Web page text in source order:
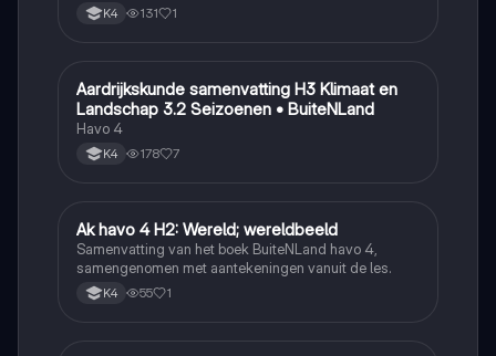
K4 131 1
Aardrijkskunde
Aardrijkskunde samenvatting H3 Klimaat en
Landschap 3.2 Seizoenen • BuiteNLand
Havo 4
K4 178 7
Aardrijkskunde
Ak havo 4 H2: Wereld; wereldbeeld
Samenvatting van het boek BuiteNLand havo 4,
samengenomen met aantekeningen vanuit de les.
K4 55 1